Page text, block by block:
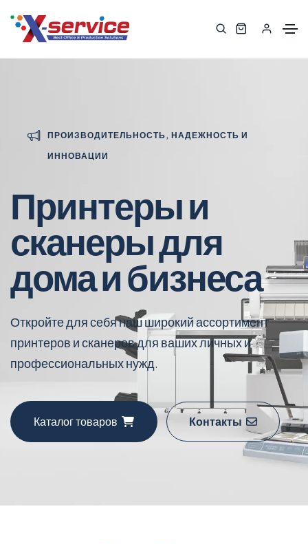
ПРОИЗВОДИТЕЛЬНОСТЬ, НАДЕЖНОСТЬ И
ИННОВАЦИИ
Принтеры и
сканеры для
дома и бизнеса
Откройте для себя наш широкий ассортимент
принтеров и сканеров для ваших личных и
профессиональных нужд.
Каталог товаров Контакты